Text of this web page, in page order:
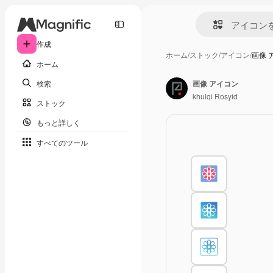
作成
ホーム
検索
ストック
もっと詳しく
すべてのツール
ホーム/ストック/アイコン/画像
画像 アイコン
khulqi Rosyid